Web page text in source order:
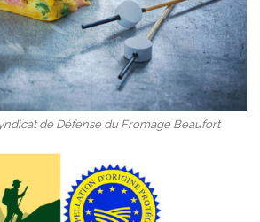
de Défense du Fromage Beaufort